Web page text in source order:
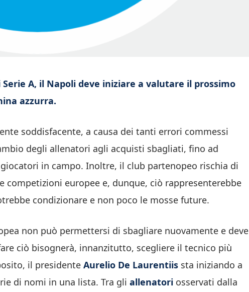
A, il Napoli deve iniziare a valutare il prossimo
azzurra.
soddisfacente, a causa dei tanti errori commessi
degli allenatori agli acquisti sbagliati, fino ad
in campo. Inoltre, il club partenopeo rischia di
competizioni europee e, dunque, ciò rappresenterebbe
condizionare e non poco le mosse future.
non può permettersi di sbagliare nuovamente e deve
ciò bisognerà, innanzitutto, scegliere il tecnico più
il presidente Aurelio De Laurentiis sta iniziando a
di nomi in una lista. Tra gli allenatori osservati dalla